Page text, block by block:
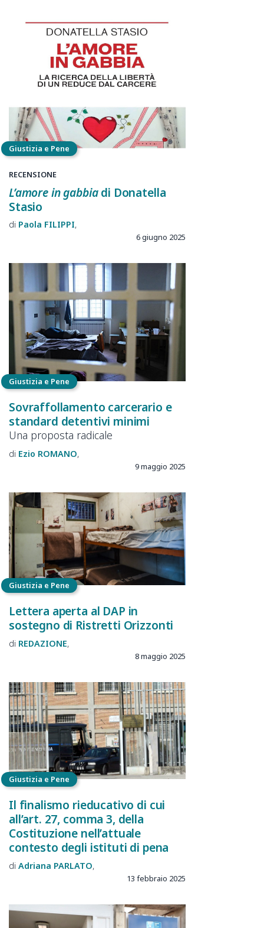
Giustizia e Pene
RECENSIONE
L’amore in gabbiadi Donatella
Stasio
Paola FILIPPI
6 giugno 2025
Giustizia e Pene
Sovraffollamento carcerario e
standard detentivi minimi
Una proposta radicale
Ezio ROMANO
9 maggio 2025
Giustizia e Pene
Lettera aperta al DAP in
sostegno di Ristretti Orizzonti
REDAZIONE
8 maggio 2025
Giustizia e Pene
Il finalismo rieducativo di cui
all’art. 27, comma 3, della
Costituzione nell’attuale
contesto degli istituti di pena
Adriana PARLATO
13 febbraio 2025